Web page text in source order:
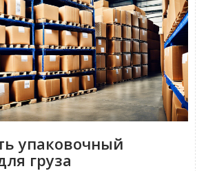
упаковочный
груза